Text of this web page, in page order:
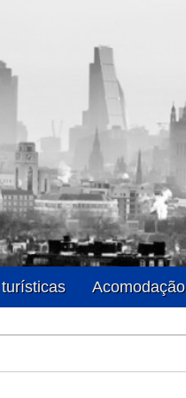
Acomodação